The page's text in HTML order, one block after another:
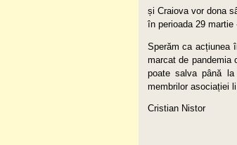
și Craiova vor dona
în perioada 29 martie
Sperăm ca acțiunea
marcat de pandemia
poate salva până la
membrilor asociației
Cristian Nistor